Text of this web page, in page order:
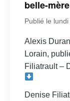
belle-
Publié le
Alexis
Lorain,
Filiatrault –
Denise